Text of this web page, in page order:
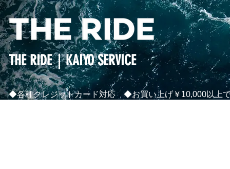
THE RIDE｜KAIYO SERVICE
◆各種クレジットカード対応 ◆お買い上げ￥10,000以上